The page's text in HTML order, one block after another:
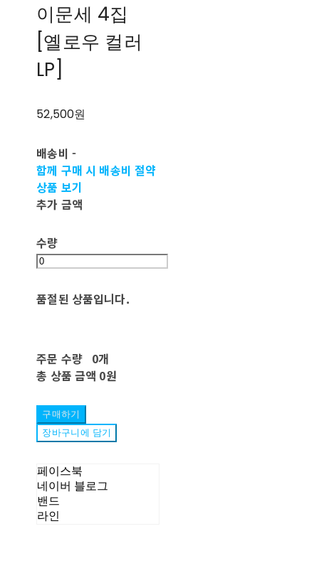
이문세 4집
[옐로우 컬러
LP]
52,500원
배송비 -
함께 구매 시 배송비 절약
상품 보기
추가 금액
수량
품절된 상품입니다.
주문 수량 0개
총 상품 금액 0원
구매하기
장바구니에 담기
페이스북
네이버 블로그
밴드
라인